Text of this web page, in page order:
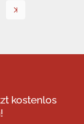
kostenlos